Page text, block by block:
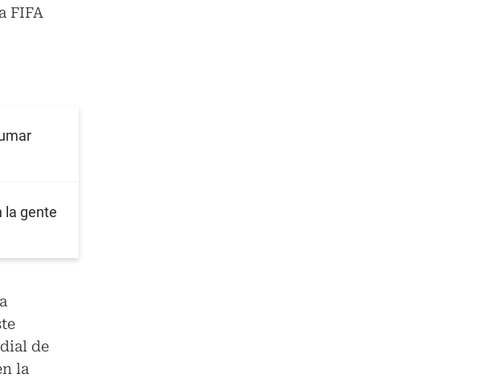
FIFA
la gente
de
la